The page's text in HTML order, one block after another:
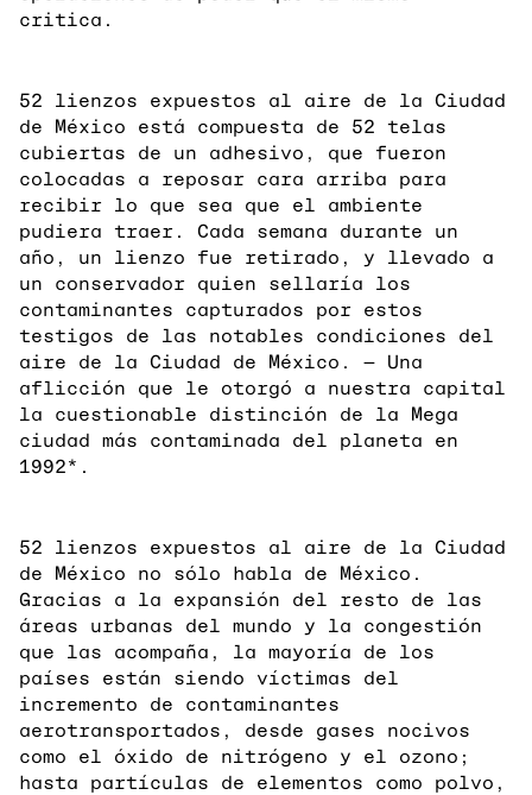
critica.
52 lienzos expuestos al aire de la Ciudad
de México está compuesta de 52 telas
cubiertas de un adhesivo, que fueron
colocadas a reposar cara arriba para
recibir lo que sea que el ambiente
pudiera traer. Cada semana durante un
año, un lienzo fue retirado, y llevado a
un conservador quien sellaría los
contaminantes capturados por estos
testigos de las notables condiciones del
aire de la Ciudad de México. — Una
aflicción que le otorgó a nuestra capital
la cuestionable distinción de la Mega
ciudad más contaminada del planeta en
1992*.
52 lienzos expuestos al aire de la Ciudad
de México no sólo habla de México.
Gracias a la expansión del resto de las
áreas urbanas del mundo y la congestión
que las acompaña, la mayoría de los
países están siendo víctimas del
incremento de contaminantes
aerotransportados, desde gases nocivos
como el óxido de nitrógeno y el ozono;
hasta partículas de elementos como polvo,